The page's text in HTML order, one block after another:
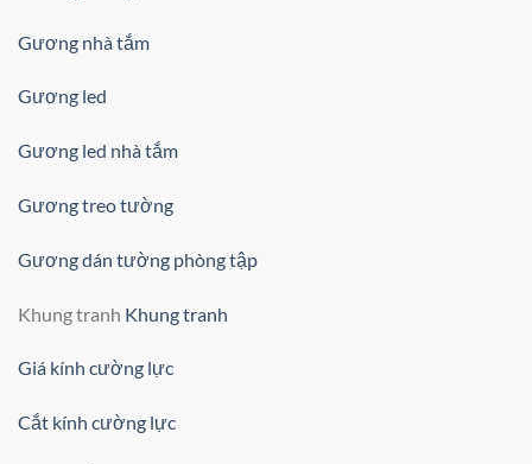
Gương nhà tắm
Gương led
Gương led nhà tắm
Gương treo tường
Gương dán tường phòng tập
Khung tranh Khung tranh
Giá kính cường lực
Cắt kính cường lực